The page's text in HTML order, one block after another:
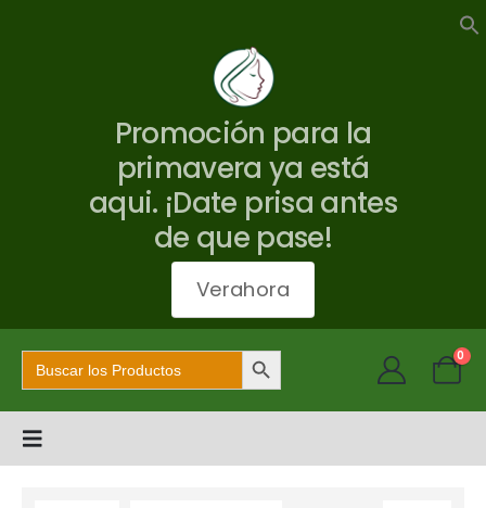
Promoción para la
primavera ya está
aqui. ¡Date prisa antes
de que pase!
Verahora
Buscar: Botón de búsqueda 0